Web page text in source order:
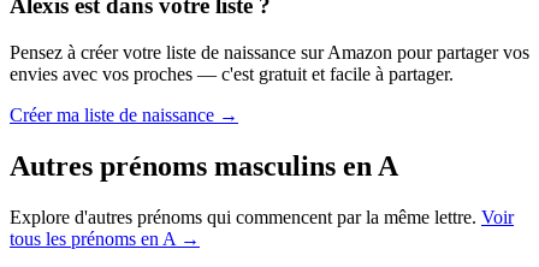
Alexis est dans votre liste ?
Pensez à créer votre liste de naissance sur Amazon pour partager vos
envies avec vos proches — c'est gratuit et facile à partager.
Créer ma liste de naissance →
Autres prénoms masculins en A
Explore d'autres prénoms qui commencent par la même lettre. Voir
tous les prénoms en A →